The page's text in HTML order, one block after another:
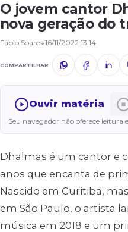
O jovem cantor
nova geração do
Fábio Soares•16/11/2022 13:14
COMPARTILHAR
Ouvir matéria
Seu navegador não oferece leitura
Dhalmas é um cantor e
anos que encanta de
Nascido em Curitiba,
em São Paulo, o artista
música em 2018 e um